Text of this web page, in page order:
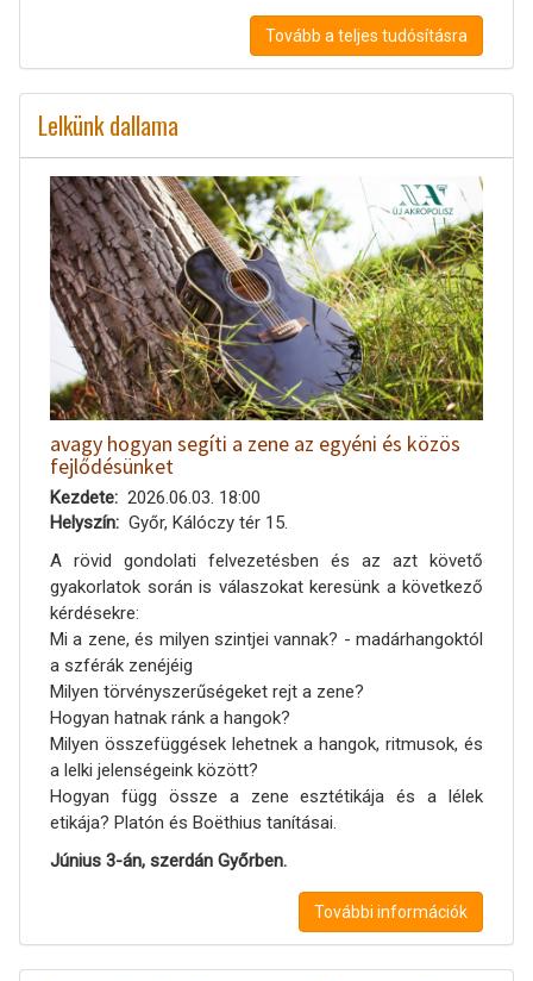
Tovább a teljes tudósításra
Lelkünk dallama
avagy hogyan segíti a zene az egyéni és közös
fejlődésünket
Kezdete
2026.06.03. 18:00
Helyszín
Győr, Kálóczy tér 15.
A rövid gondolati felvezetésben és az azt követő
gyakorlatok során is válaszokat keresünk a következő
kérdésekre:
Mi a zene, és milyen szintjei vannak? - madárhangoktól
a szférák zenéjéig
Milyen törvényszerűségeket rejt a zene?
Hogyan hatnak ránk a hangok?
Milyen összefüggések lehetnek a hangok, ritmusok, és
a lelki jelenségeink között?
Hogyan függ össze a zene esztétikája és a lélek
etikája? Platón és Boëthius tanításai.
Június 3-án, szerdán Győrben.
További információk